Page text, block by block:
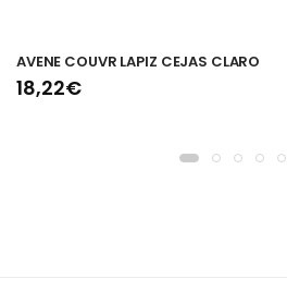
AVENE COUVR LAPIZ CEJAS CLARO
18,22€